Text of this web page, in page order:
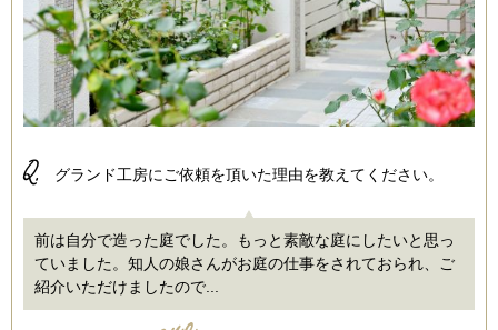
Q. グランド工房にご依頼を頂いた理由を教えてください。
前は自分で造った庭でした。もっと素敵な庭にしたいと思っ
ていました。知人の娘さんがお庭の仕事をされておられ、ご
紹介いただけましたので...